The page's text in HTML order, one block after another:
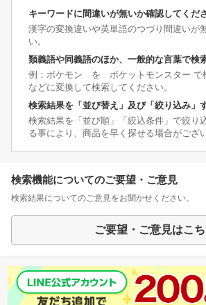
キーワードに間違いが無いか確認してくだ
漢字の変換違いや英単語のつづり間違いが
い。
類義語や同義語のほか、一般的な言葉で検
例：ポケモン を ポケットモンスター で
などに変換して検索してください。
検索結果を「並び替え」及び「絞り込み」
検索結果を「並び順」「絞込条件」で絞り
る事により、商品を早く探せる場合がござ
検索機能についてのご要望・ご意見
検索結果についてのご意見をお聞かせください。
ご要望・ご意見はこ